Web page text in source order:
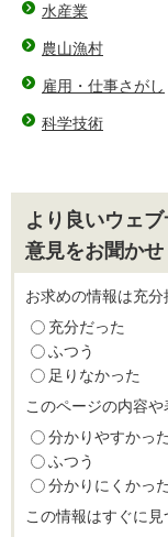
水産業
農山漁村
雇用・仕事さがし
科学技術
より良いウェ
意見をお聞か
お求めの情報は充
充分だった
ふつう
足りなかった
このページの内容
分かりやすかった
ふつう
分かりにくかった
この情報はすぐに